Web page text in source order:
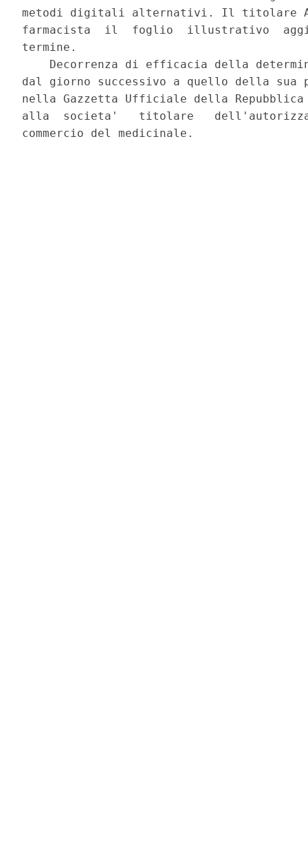
metodi digitali alternativi. Il titolare
farmacista  il  foglio  illustrativo
termine.
Decorrenza di efficacia della
dal giorno successivo a quello della
nella Gazzetta Ufficiale della
alla  societa'   titolare